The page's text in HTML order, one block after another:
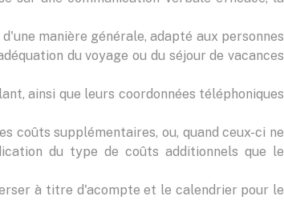
manière générale, adapté aux personnes
du voyage ou du séjour de vacances
ainsi que leurs coordonnées téléphoniques
coûts supplémentaires, ou, quand ceux-ci ne
du type de coûts additionnels que le
à titre d'acompte et le calendrier pour le